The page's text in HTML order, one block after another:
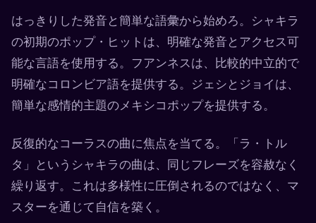
はっきりした発音と簡単な語彙から始めろ。シャキラ
の初期のポップ・ヒットは、明確な発音とアクセス可
能な言語を使用する。フアンネスは、比較的中立的で
明確なコロンビア語を提供する。ジェシとジョイは、
簡単な感情的主題のメキシコポップを提供する。
反復的なコーラスの曲に焦点を当てる。「ラ・トル
タ」というシャキラの曲は、同じフレーズを容赦なく
繰り返す。これは多様性に圧倒されるのではなく、マ
スターを通じて自信を築く。